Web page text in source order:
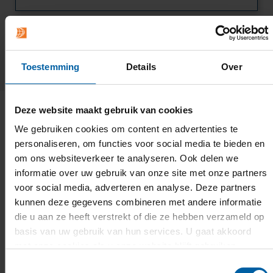
Toestemming Details Over
Deze website maakt gebruik van cookies
We gebruiken cookies om content en advertenties te
personaliseren, om functies voor social media te bieden en
om ons websiteverkeer te analyseren. Ook delen we
informatie over uw gebruik van onze site met onze partners
voor social media, adverteren en analyse. Deze partners
kunnen deze gegevens combineren met andere informatie
die u aan ze heeft verstrekt of die ze hebben verzameld op
basis van uw gebruik van hun services. U gaat akkoord
1 / 2
Nog niet zeker? We helpen je graag
verder.